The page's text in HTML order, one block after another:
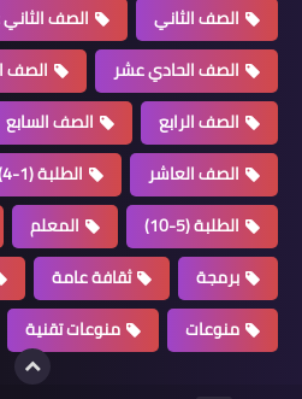
الصف الثاني
الصف
الصف الحادي عشر
الصف
الصف الرابع
الصف السابع
الصف العاشر
الطلبة (1-4)
الطلبة (5-10)
المعلم
برمجة
ثقافة عامة
منوعات
منوعات تقنية